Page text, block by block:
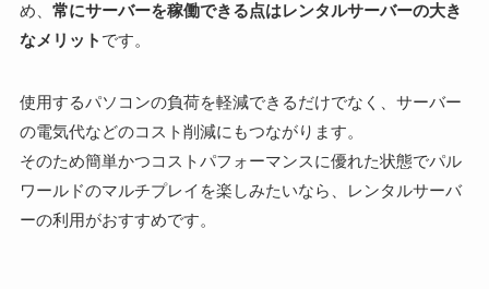
め、 常にサーバーを稼働できる点はレンタルサーバーの大き
なメリット です。
使用するパソコンの負荷を軽減できるだけでなく、サーバー
の電気代などのコスト削減にもつながります。
そのため簡単かつコストパフォーマンスに優れた状態でパル
ワールドのマルチプレイを楽しみたいなら、レンタルサーバ
ーの利用がおすすめです。